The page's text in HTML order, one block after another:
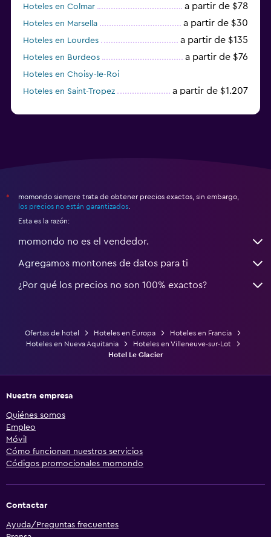
Hoteles en Colmar a partir de $78
Hoteles en Marsella a partir de $30
Hoteles en Lourdes a partir de $135
Hoteles en Burdeos a partir de $76
Hoteles en Choisy-le-Roi
Hoteles en Saint-Tropez
a partir de $1.207
*
momondo siempre trata de obtener precios exactos, sin embargo,
los precios no están garantizados
Esta es la razón:
momondo no es el vendedor.
Agregamos montones de datos para ti
¿Por qué los precios no son 100% exactos?
Ofertas de hotel Hoteles en Europa
Hoteles en Francia
Hoteles en Nueva Aquitania
Hoteles en Villeneuve-sur-Lot
Hotel Le Glacier
Nuestra empresa
Quiénes somos
Empleo
Móvil
Cómo funcionan nuestros servicios
Códigos promocionales momondo
Contactar
Ayuda/Preguntas frecuentes